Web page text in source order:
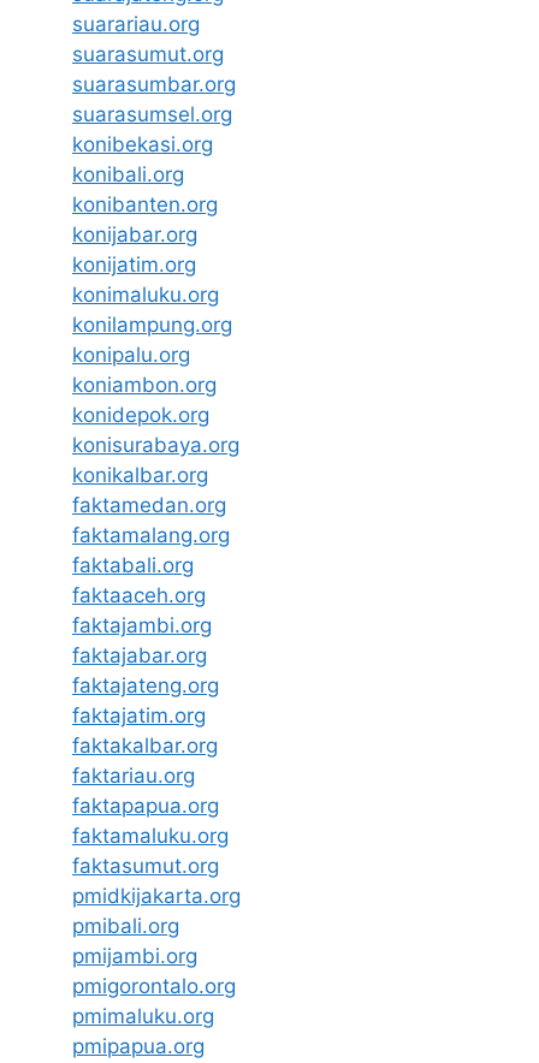
suarariau.org
suarasumut.org
suarasumbar.org
suarasumsel.org
konibekasi.org
konibali.org
konibanten.org
konijabar.org
konijatim.org
konimaluku.org
konilampung.org
konipalu.org
koniambon.org
konidepok.org
konisurabaya.org
konikalbar.org
faktamedan.org
faktamalang.org
faktabali.org
faktaaceh.org
faktajambi.org
faktajabar.org
faktajateng.org
faktajatim.org
faktakalbar.org
faktariau.org
faktapapua.org
faktamaluku.org
faktasumut.org
pmidkijakarta.org
pmibali.org
pmijambi.org
pmigorontalo.org
pmimaluku.org
pmipapua.org